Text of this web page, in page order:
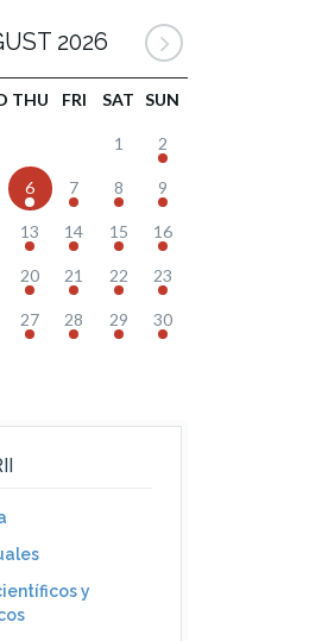
2026
THU FRI SAT SUN
1 2
6 7 8 9
13 14 15 16
20 21 22 23
27 28 29 30
y